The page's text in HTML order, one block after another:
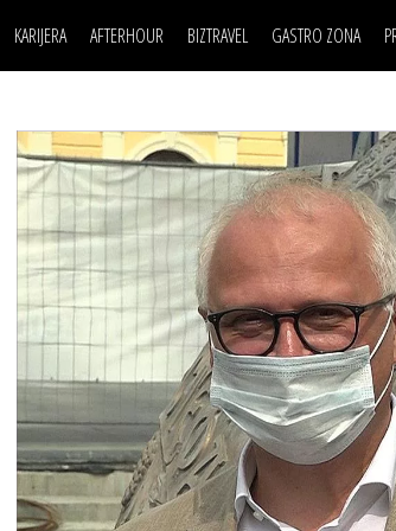
KARIJERA
LJUDI (HR)
MOJ UGAO
USAVRŠAVANJE
KNOW-HOW
AFTERHOUR
KNJIGE
AUTO SVET
STIL
WELLBEING
BIZTRAVEL GASTRO ZONA
POSAO
MOJ UGAO
USAVRŠAVANJE
KNOW-HOW
FILM I SCENA
AUTO SVET
STIL
WELLBEING